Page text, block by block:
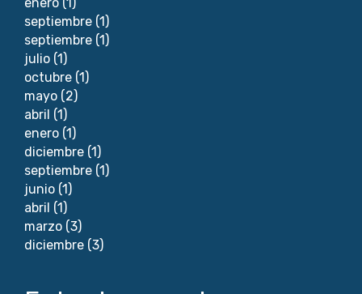
septiembre (1)
septiembre (1)
julio (1)
octubre (1)
mayo (2)
abril (1)
enero (1)
diciembre (1)
septiembre (1)
junio (1)
abril (1)
marzo (3)
diciembre (3)